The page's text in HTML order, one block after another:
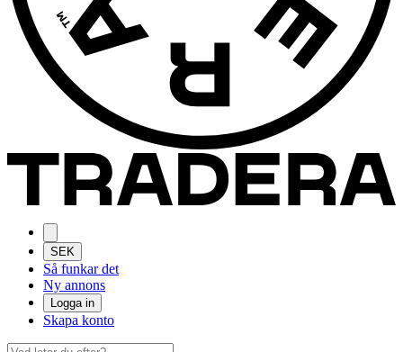
SEK
Så funkar det
Ny annons
Logga in
Skapa konto